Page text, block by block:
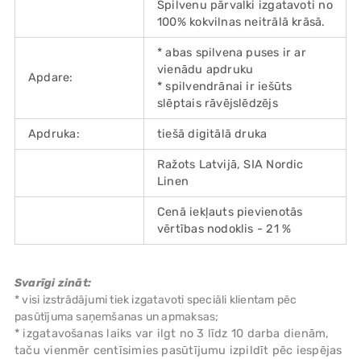
Spilvenu pārvalki izgatavoti no
100% kokvilnas neitrālā krāsā.
Apdare:
* abas spilvena puses ir ar
vienādu apdruku
* spilvendrānai ir iešūts
slēptais rāvējslēdzējs
Apdruka: tiešā digitālā druka
Ražots Latvijā, SIA Nordic
Linen
Cenā iekļauts pievienotās
vērtības nodoklis - 21 %
Svarīgi zināt:
* visi izstrādājumi tiek izgatavoti speciāli klientam pēc
pasūtījuma saņemšanas un apmaksas;
* izgatavošanas laiks var ilgt no 3 līdz 10 darba dienām,
taču vienmēr centīsimies pasūtījumu izpildīt pēc iespējas